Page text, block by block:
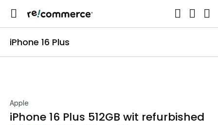
iPhone 16 Plus
Apple
iPhone 16 Plus 512GB wit refurbished